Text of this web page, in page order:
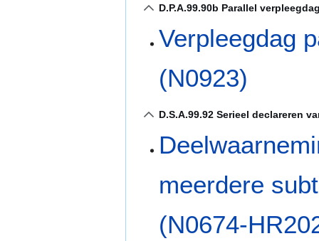
D.P.A.99.90b Parallel
Verpleegdag
(N0923)
D.S.A.99.92 Serieel declareren
meerdere
(N0674-